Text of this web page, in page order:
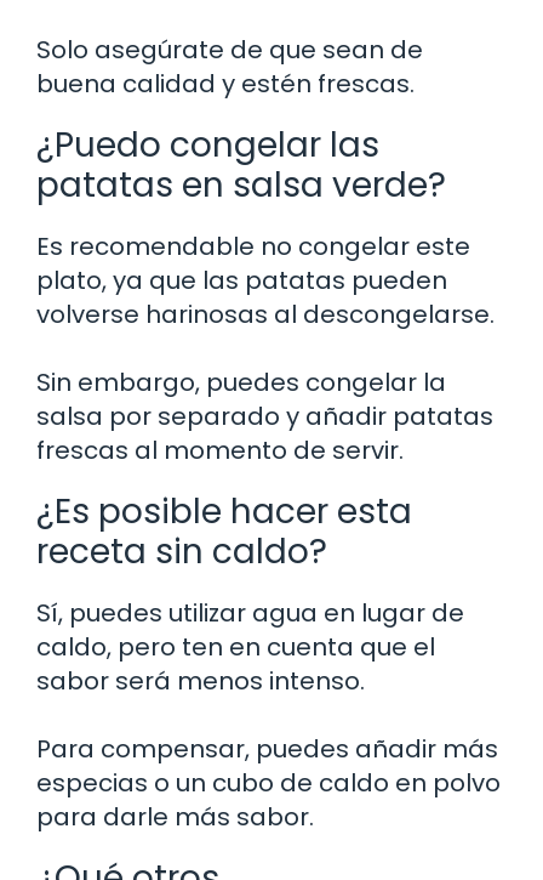
Solo asegúrate de que sean de
buena calidad y estén frescas.
¿Puedo congelar las
patatas en salsa verde?
Es recomendable no congelar este
plato, ya que las patatas pueden
volverse harinosas al descongelarse.
Sin embargo, puedes congelar la
salsa por separado y añadir patatas
frescas al momento de servir.
¿Es posible hacer esta
receta sin caldo?
Sí, puedes utilizar agua en lugar de
caldo, pero ten en cuenta que el
sabor será menos intenso.
Para compensar, puedes añadir más
especias o un cubo de caldo en polvo
para darle más sabor.